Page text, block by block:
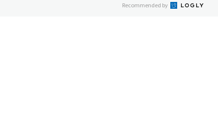
Recommended by